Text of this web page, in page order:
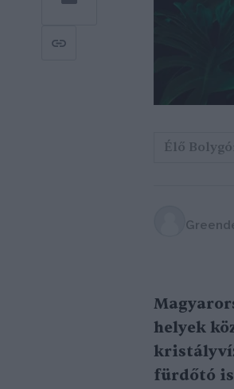
Élő
helyek
fürdőtó